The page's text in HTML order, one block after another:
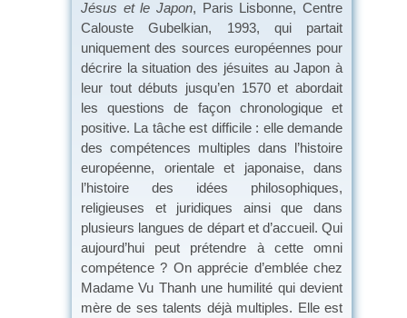
Jésus et le Japon, Paris Lisbonne, Centre
Calouste Gubelkian, 1993, qui partait
uniquement des sources européennes pour
décrire la situation des jésuites au Japon à
leur tout débuts jusqu’en 1570 et abordait
les questions de façon chronologique et
positive. La tâche est difficile : elle demande
des compétences multiples dans l’histoire
européenne, orientale et japonaise, dans
l’histoire des idées philosophiques,
religieuses et juridiques ainsi que dans
plusieurs langues de départ et d’accueil. Qui
aujourd’hui peut prétendre à cette omni
compétence ? On apprécie d’emblée chez
Madame Vu Thanh une humilité qui devient
mère de ses talents déjà multiples. Elle est